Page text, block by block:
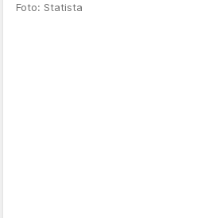
Foto: Statista